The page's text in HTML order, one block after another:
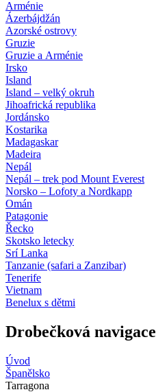
Arménie
Ázerbájdžán
Azorské ostrovy
Gruzie
Gruzie a Arménie
Irsko
Island
Island – velký okruh
Jihoafrická republika
Jordánsko
Kostarika
Madagaskar
Madeira
Nepál
Nepál – trek pod Mount Everest
Norsko – Lofoty a Nordkapp
Omán
Patagonie
Řecko
Skotsko letecky
Srí Lanka
Tanzanie (safari a Zanzibar)
Tenerife
Vietnam
Benelux s dětmi
Drobečková navigace
Úvod
Španělsko
Tarragona